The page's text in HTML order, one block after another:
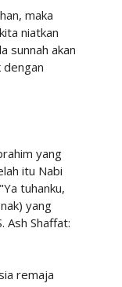
maka
niatkan
sunnah akan
yang
itu Nabi
tuhanku,
yang
Ash Shaffat:
remaja